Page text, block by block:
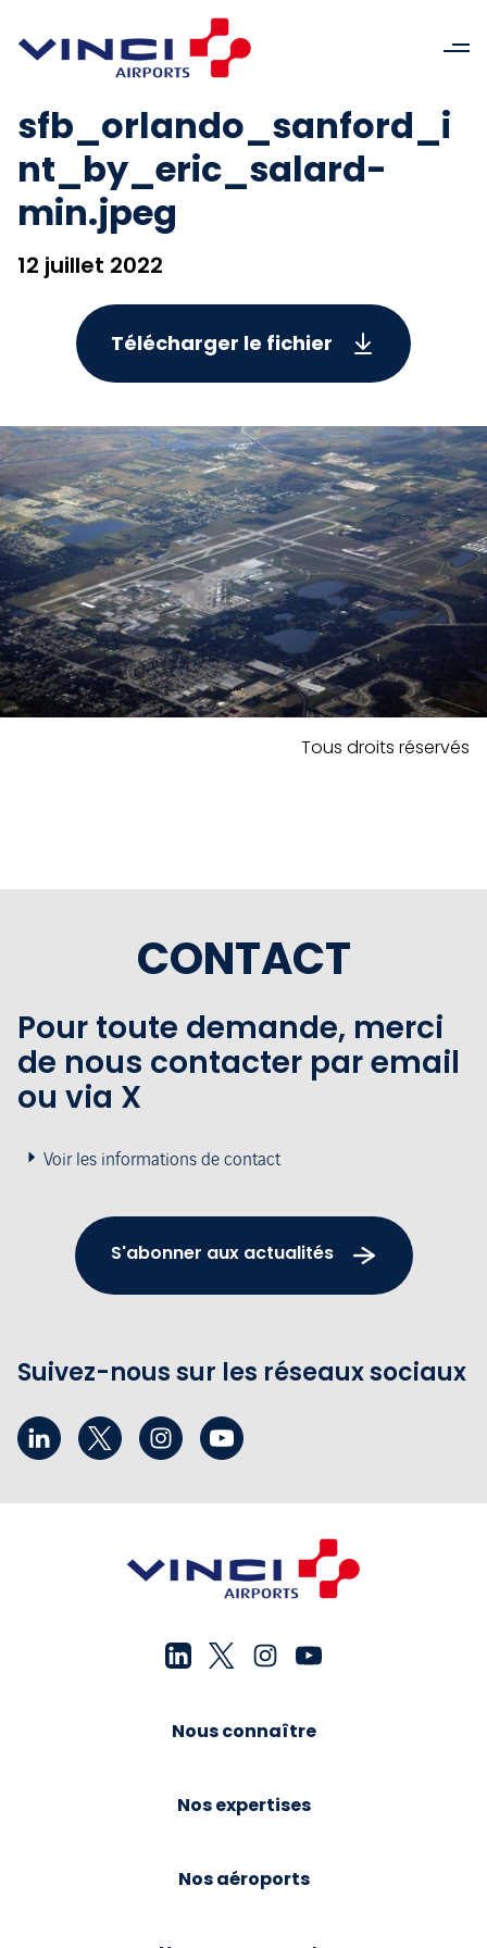
sfb_orlando_sanford_i
nt_by_eric_salard-
min.jpeg
12 juillet 2022
Télécharger le fichier
Tous droits réservés
CONTACT
Pour toute demande, merci
de nous contacter par email
ou via X
Voir les informations de contact
S'abonner aux actualités
Suivez-nous sur les réseaux sociaux
Nous connaître
Nos expertises
Nos aéroports